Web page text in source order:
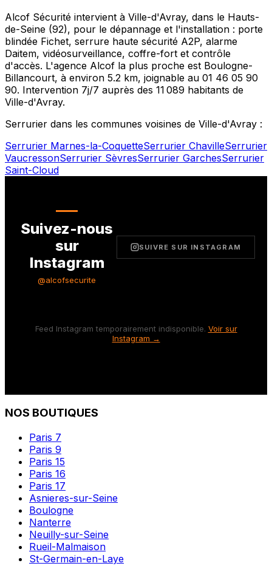
Alcof Sécurité intervient à Ville-d'Avray, dans le Hauts-
de-Seine (92), pour le dépannage et l'installation : porte
blindée Fichet, serrure haute sécurité A2P, alarme
Daitem, vidéosurveillance, coffre-fort et contrôle
d'accès. L'agence Alcof la plus proche est Boulogne-
Billancourt, à environ 5.2 km, joignable au 01 46 05 90
90. Intervention 7j/7 auprès des 11 089 habitants de
Ville-d'Avray.
Serrurier dans les communes voisines de Ville-d'Avray :
Serrurier Marnes-la-CoquetteSerrurier ChavilleSerrurier
VaucressonSerrurier SèvresSerrurier GarchesSerrurier
Saint-Cloud
Suivez-nous
sur
Instagram
@alcofsecurite
SUIVRE SUR INSTAGRAM
Feed Instagram temporairement indisponible. Voir sur
Instagram →
NOS BOUTIQUES
Paris 7
Paris 9
Paris 15
Paris 16
Paris 17
Asnieres-sur-Seine
Boulogne
Nanterre
Neuilly-sur-Seine
Rueil-Malmaison
St-Germain-en-Laye